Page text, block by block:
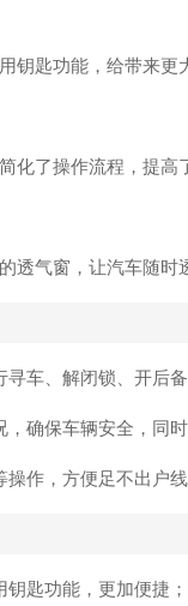
钥匙功能，给带来更
化了操作流程，提高
透气窗，让汽车随时
车、解闭锁、开后
确保车辆安全，同
作，方便足不出户
匙功能，更加便捷；